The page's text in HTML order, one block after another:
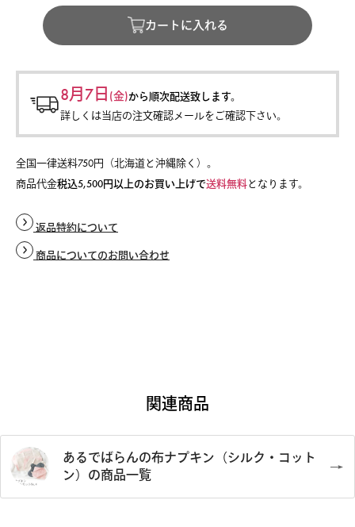
カートに入れる
8月7日 (金)から順次配送致します。
詳しくは当店の注文確認メールをご確認下さい。
全国一律送料750円（北海道と沖縄除く）。
商品代金税込5,500円以上のお買い上げで送料無料となります。
返品特約について
商品についてのお問い合わせ
関連商品
あるでばらんの布ナプキン（シルク・コット
ン）の商品一覧